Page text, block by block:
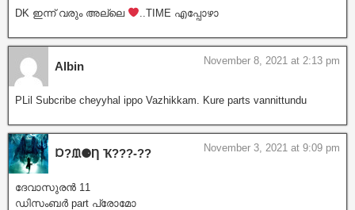
DK ഇന്ന് വരും അല്ലെ ..TIME എപ്പോഴാ
Albin November 8, 2021 at 2:13 pm
PLil Subcribe cheyyhal ippo Vazhikkam. Kure parts vannittundu
Ɒ?ᙢ⚈Ƞ Ҡ???‐?? November 3, 2021 at 9:09 pm
ദേവാസുരൻ 11
ഡിസംബർ part പ്രോമോ